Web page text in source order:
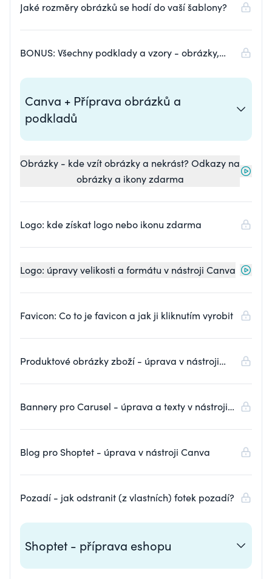
Jaké rozměry obrázků se hodí do vaší šablony?
BONUS: Všechny podklady a vzory - obrázky,
Canva + Příprava obrázků a
podkladů
Obrázky - kde vzít obrázky a nekrást? Odkazy na
obrázky a ikony zdarma
Logo: kde získat logo nebo ikonu zdarma
Logo: úpravy velikosti a formátu v nástroji Canva
Favicon: Co to je favicon a jak ji kliknutím vyrobit
Produktové obrázky zboží - úprava v nástroji
Bannery pro Carusel - úprava a texty v nástroji
Blog pro Shoptet - úprava v nástroji Canva
Pozadí - jak odstranit (z vlastních) fotek pozadí?
Shoptet - příprava eshopu